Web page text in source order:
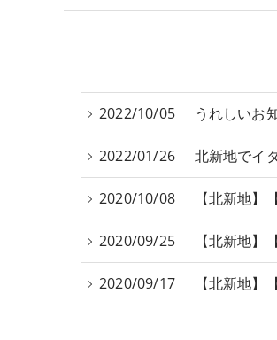
2022/10/05 うれしいお
2022/01/26 北新地でイ
2020/10/08 【北新地
2020/09/25 【北新地
2020/09/17 【北新地】